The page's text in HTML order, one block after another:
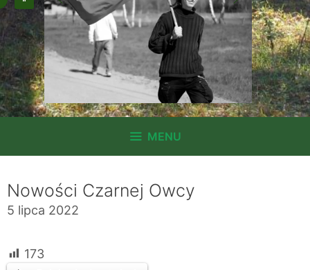
MENU
Nowości Czarnej Owcy
5 lipca 2022
173